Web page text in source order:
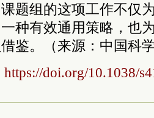
题组的这项工作不仅
种有效通用策略，也
鉴。（来源：中国科
https://doi.org/10.1038/